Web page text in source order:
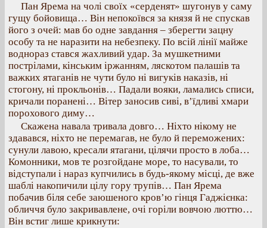
Пан Ярема на чолі своїх «серденят» шугонув у саму
гущу бойовища… Він непокоївся за князя й не спускав
його з очей: мав бо одне завдання – зберегти зацну
особу та не наразити на небезпеку. По всій лінії майже
воднораз стався жахливий удар. За мушкетними
пострілами, кінським іржанням, ляскотом палашів та
важких ятаганів не чути було ні вигуків наказів, ні
стогону, ні прокльонів… Падали вояки, ламались списи,
кричали поранені… Вітер заносив сиві, в’їдливі хмари
порохового диму…
Скажена навала тривала довго… Ніхто нікому не
здавався, ніхто не перемагав, не було й переможених:
сунули лавою, кресали ятагани, цілячи просто в лоба…
Комонники, мов те розгойдане море, то насували, то
відступали і нараз купчились в будь-якому місці, де вже
шаблі накопичили цілу гору трупів… Пан Ярема
побачив біля себе заюшеного кров’ю гінця Гаджієнка:
обличчя було закривавлене, очі горіли вовчою люттю…
Він встиг лише крикнути: